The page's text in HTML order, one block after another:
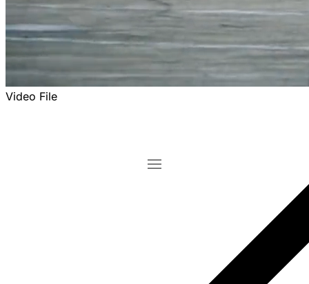
Video File